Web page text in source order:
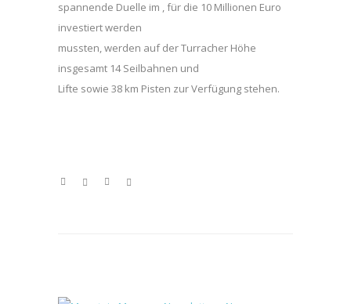
spannende Duelle im , für die 10 Millionen Euro
investiert werden
mussten, werden auf der Turracher Höhe
insgesamt 14 Seilbahnen und
Lifte sowie 38 km Pisten zur Verfügung stehen.